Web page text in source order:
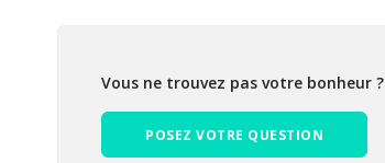
Vous ne trouvez pas votre bonheur ?
POSEZ VOTRE QUESTION